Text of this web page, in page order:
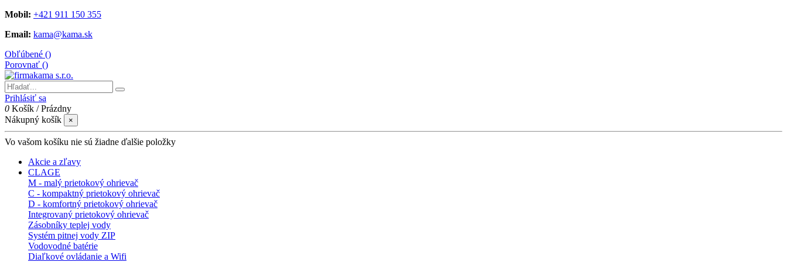
Mobil: +421 911 150 355
Email: kama@kama.sk
Obľúbené ()
Porovnať ()
Prihlásiť sa
0 Košík /Prázdny
Nákupný košík
×
Vo vašom košíku nie sú žiadne ďalšie položky
Akcie a zľavy
CLAGE
M - malý prietokový ohrievač
C - kompaktný prietokový ohrievač
D - komfortný prietokový ohrievač
Integrovaný prietokový ohrievač
Zásobníky teplej vody
Systém pitnej vody ZIP
Vodovodné batérie
Diaľkové ovládanie a Wifi